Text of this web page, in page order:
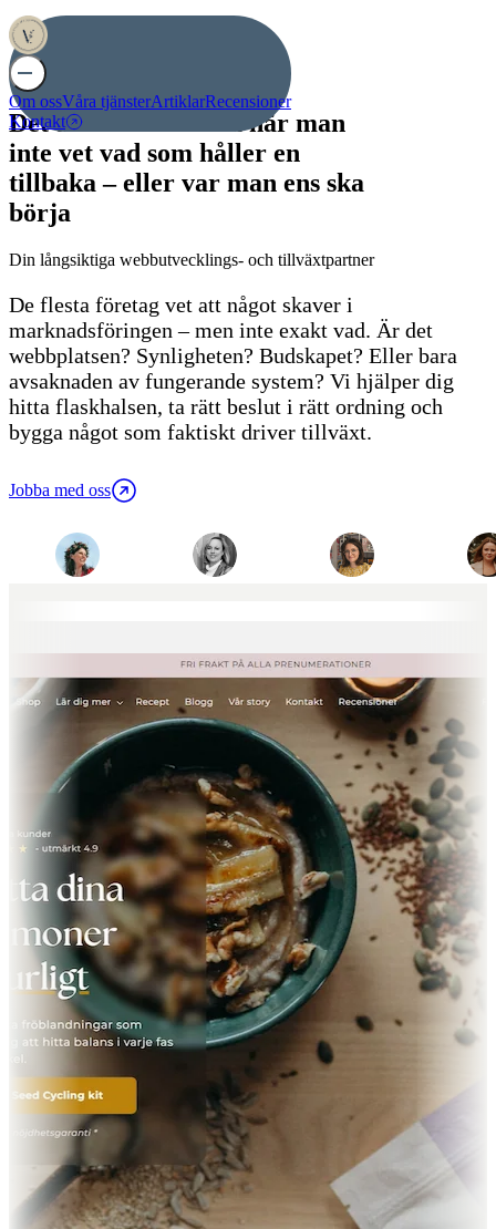
Om ossVåra tjänsterArtiklarRecensioner
Kontakt
Det är svårt att växa när man
inte vet vad som håller en
tillbaka – eller var man ens ska
börja
Din långsiktiga webbutvecklings- och tillväxtpartner
De flesta företag vet att något skaver i
marknadsföringen – men inte exakt vad. Är det
webbplatsen? Synligheten? Budskapet? Eller bara
avsaknaden av fungerande system? Vi hjälper dig
hitta flaskhalsen, ta rätt beslut i rätt ordning och
bygga något som faktiskt driver tillväxt.
Jobba med oss